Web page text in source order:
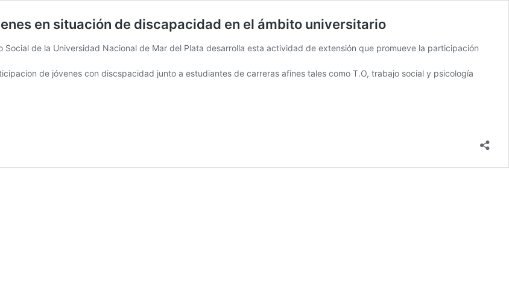
en situación de discapacidad en el ámbito universitario
Social de la Universidad Nacional de Mar del Plata desarrolla esta actividad de extensión que promueve la participación
de jóvenes con discspacidad junto a estudiantes de carreras afines tales como T.O, trabajo social y psicología